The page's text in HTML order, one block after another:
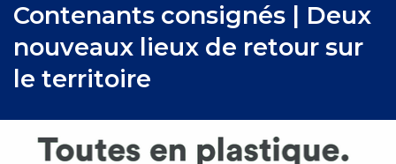
Contenants consignés | Deux
nouveaux lieux de retour sur
le territoire